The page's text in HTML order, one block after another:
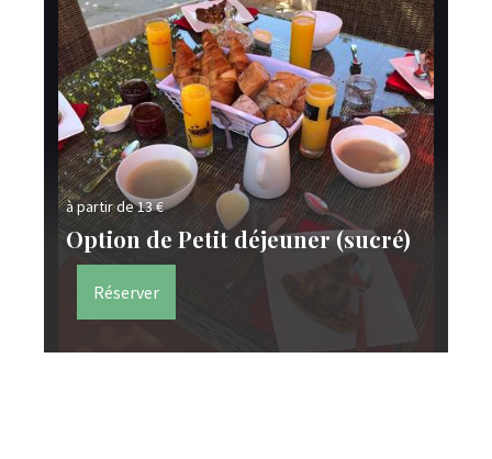
à partir de 13 €
Option de Petit déjeuner (sucré)
Réserver